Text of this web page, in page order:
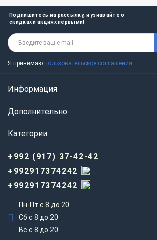
Подпишитесь на рассылку, и узнавайте о
скидках и акциях первыми!
Я принимаю пользовательское соглашения
Информация
Дополнительно
Категории
+992 (917) 37-42-42
+992917374242
+992917374242
Пн-Пт с 8 до 20
Сб с 8 до 20
Вс c 8 до 20